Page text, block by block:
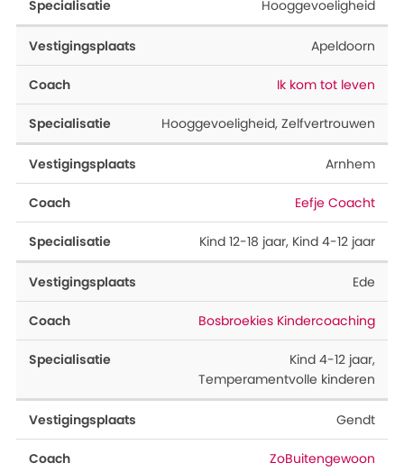
Hooggevoeligheid
Apeldoorn
Ik kom tot leven
Hooggevoeligheid, Zelfvertrouwen
Arnhem
Eefje Coacht
Kind 12-18 jaar, Kind 4-12 jaar
Ede
Bosbroekies Kindercoaching
Kind 4-12 jaar,
Temperamentvolle kinderen
Gendt
ZoBuitengewoon